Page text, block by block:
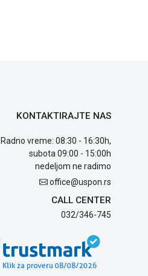
KONTAKTIRAJTE NAS
Radno vreme: 08:30 - 16:30h,
subota 09:00 - 15:00h
nedeljom ne radimo
office@uspon.rs
CALL CENTER
032/346-745